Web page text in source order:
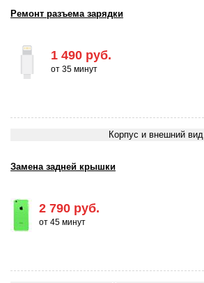
1 490 руб.
от 35 минут
Ремонт разъема зарядки
Корпус и внешний вид
2 790 руб.
от 45 минут
Замена задней крышки